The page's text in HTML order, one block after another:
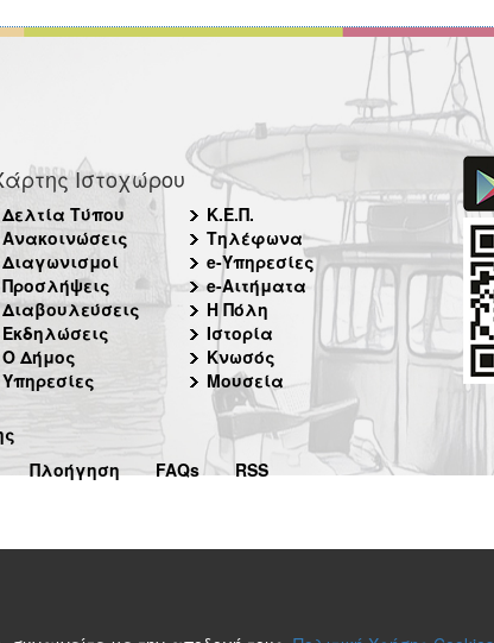
Ιστοχώρου
Δελτία Τύπου
Ανακοινώσεις
Διαγωνισμοί
Προσλήψεις
Διαβουλεύσεις
Εκδηλώσεις
Ο Δήμος
Υπηρεσίες
Κ.Ε.Π.
Τηλέφωνα
e-Υπηρεσίες
e-Αιτήματα
Η Πόλη
Ιστορία
Κνωσός
Μουσεία
Πλοήγηση FAQs RSS